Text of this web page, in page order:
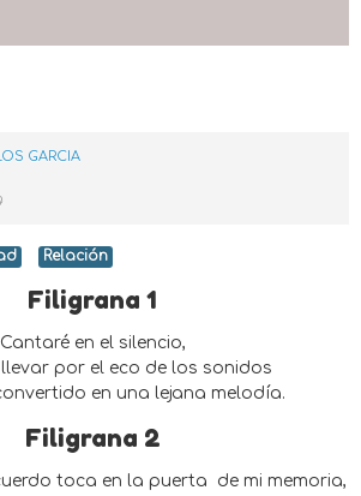
GARCIA
Relación
Filigrana 1
Cantaré en el silencio,
llevar por el eco de los sonidos
en una lejana melodía.
Filigrana 2
toca en la puerta
de mi memoria,